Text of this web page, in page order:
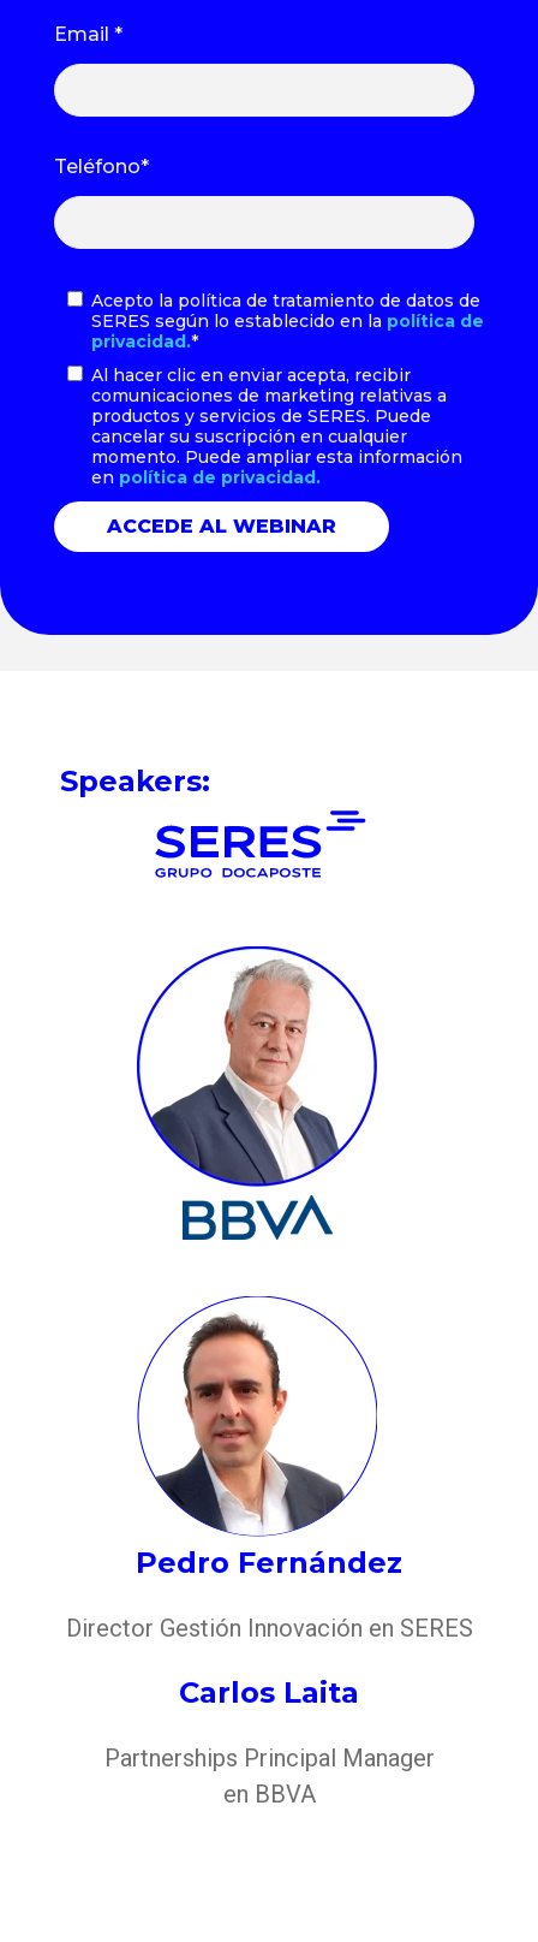
Email *
Teléfono*
Acepto la política de tratamiento de datos de
SERES según lo establecido en la política de
privacidad.*
Al hacer clic en enviar acepta, recibir
comunicaciones de marketing relativas a
productos y servicios de SERES. Puede
cancelar su suscripción en cualquier
momento. Puede ampliar esta información
en política de privacidad.
Speakers:
Pedro Fernández
Director Gestión Innovación en SERES
Carlos Laita
Partnerships Principal Manager
en BBVA